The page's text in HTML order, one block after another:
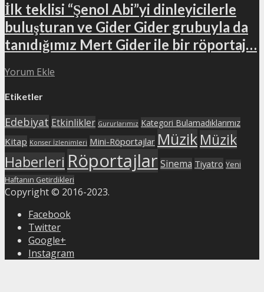
İlk teklisi “Şenol Abi”yi dinleyicilerle
buluşturan ve Gider Gider grubuyla da
tanıdığımız Mert Gider ile bir röportaj…
Yorum Ekle
Etiketler
Edebiyat Etkinlikler Gururlarımız Kategori Bulamadıklarımız
Kitap Konser İzlenimleri Mini-Röportajlar MüzikMüzik
Haberleri Röportajlar Sinema Tiyatro Yeni
Haftanın Getirdikleri
Copyright © 2016-2023.
Facebook
Twitter
Google+
Instagram